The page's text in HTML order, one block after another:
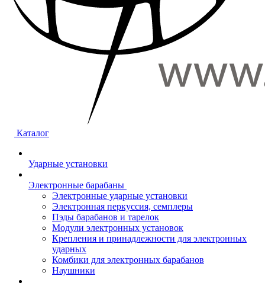
Каталог
Ударные установки
Электронные барабаны
Электронные ударные установки
Электронная перкуссия, семплеры
Пэды барабанов и тарелок
Модули электронных установок
Крепления и принадлежности для электронных
ударных
Комбики для электронных барабанов
Наушники